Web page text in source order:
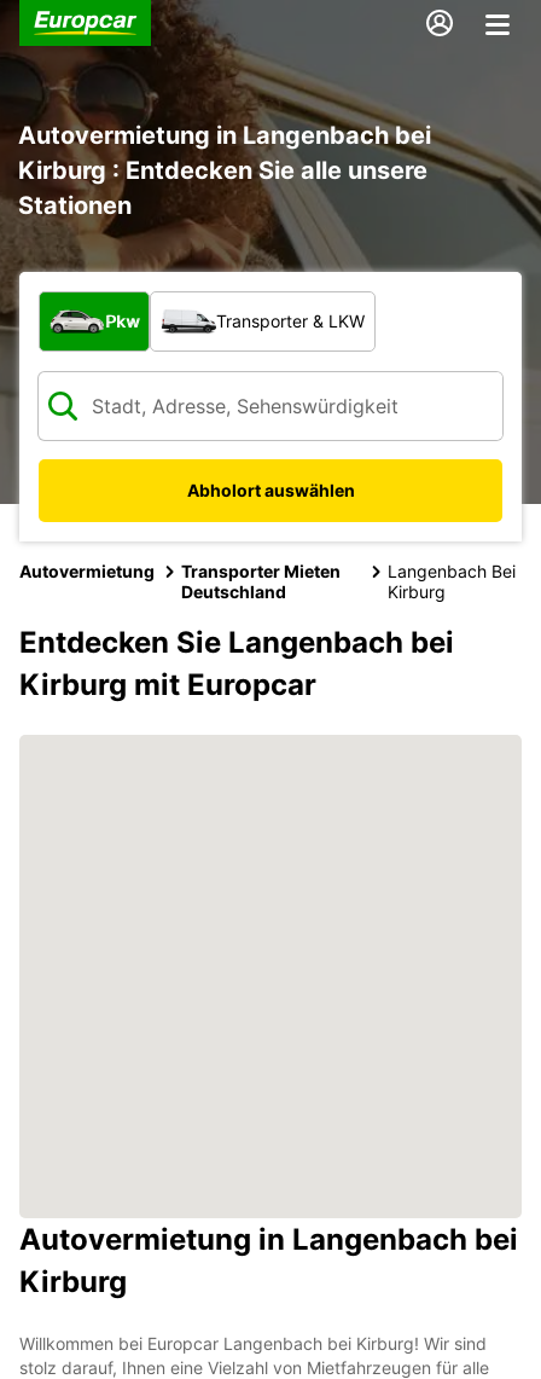
Autovermietung in Langenbach bei
Kirburg : Entdecken Sie alle unsere
Stationen
Welche Art von Fahrzeug?
Pkw Transporter & LKW
Abholort auswählen
Autovermietung
Transporter Mieten
Deutschland
Langenbach Bei
Kirburg
Entdecken Sie Langenbach bei
Kirburg mit Europcar
Autovermietung in Langenbach bei
Kirburg
Willkommen bei Europcar Langenbach bei Kirburg! Wir sind
stolz darauf, Ihnen eine Vielzahl von Mietfahrzeugen für alle